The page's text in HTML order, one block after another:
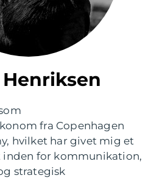
Henriksen
fra Copenhagen
hvilket har givet mig et
for kommunikation,
strategisk